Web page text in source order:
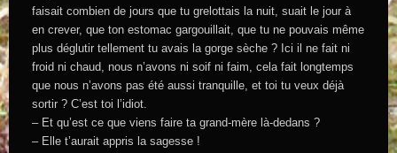
faisait combien de jours que tu grelottais la nuit, suait le jour à
en crever, que ton estomac gargouillait, que tu ne pouvais même
plus déglutir tellement tu avais la gorge sèche ? Ici il ne fait ni
froid ni chaud, nous n’avons ni soif ni faim, cela fait longtemps
que nous n’avons pas été aussi tranquille, et toi tu veux déjà
sortir ? C’est toi l’idiot.
– Et qu’est ce que viens faire ta grand-mère là-dedans ?
– Elle t’aurait appris la sagesse !